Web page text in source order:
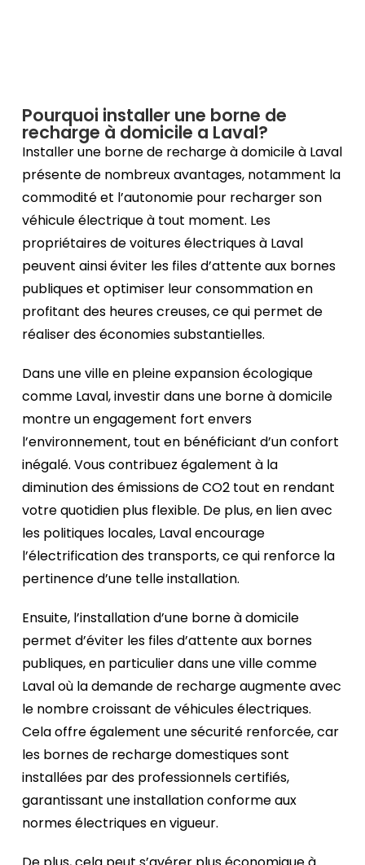
Pourquoi installer une borne de
recharge à domicile a Laval?
Installer une borne de recharge à domicile à Laval
présente de nombreux avantages, notamment la
commodité et l’autonomie pour recharger son
véhicule électrique à tout moment. Les
propriétaires de voitures électriques à Laval
peuvent ainsi éviter les files d’attente aux bornes
publiques et optimiser leur consommation en
profitant des heures creuses, ce qui permet de
réaliser des économies substantielles.
Dans une ville en pleine expansion écologique
comme Laval, investir dans une borne à domicile
montre un engagement fort envers
l’environnement, tout en bénéficiant d’un confort
inégalé. Vous contribuez également à la
diminution des émissions de CO2 tout en rendant
votre quotidien plus flexible. De plus, en lien avec
les politiques locales, Laval encourage
l’électrification des transports, ce qui renforce la
pertinence d’une telle installation.
Ensuite, l’installation d’une borne à domicile
permet d’éviter les files d’attente aux bornes
publiques, en particulier dans une ville comme
Laval où la demande de recharge augmente avec
le nombre croissant de véhicules électriques.
Cela offre également une sécurité renforcée, car
les bornes de recharge domestiques sont
installées par des professionnels certifiés,
garantissant une installation conforme aux
normes électriques en vigueur.